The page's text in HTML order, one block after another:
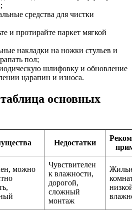
средства для чистки
и протирайте паркет мягкой
накладки на ножки стульев и
пол;
шлифовку и обновление
царапин и износа.
основных
Недостатки
можно
Чувствителен
к влажности,
дорогой,
сложный
монтаж